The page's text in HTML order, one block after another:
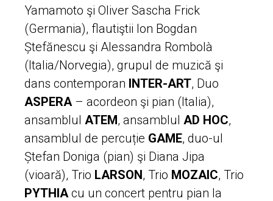
Yamamoto şi Oliver Sascha Frick
(Germania), flautiştii Ion Bogdan
Ștefănescu şi Alessandra Rombolà
(Italia/Norvegia), grupul de muzică şi
dans contemporan INTER-ART, Duo
ASPERA – acordeon şi pian (Italia),
ansamblul ATEM, ansamblul AD HOC,
ansamblul de percuție GAME, duo-ul
Ștefan Doniga (pian) şi Diana Jipa
(vioară), Trio LARSON, Trio MOZAIC, Trio
PYTHIA cu un concert pentru pian la